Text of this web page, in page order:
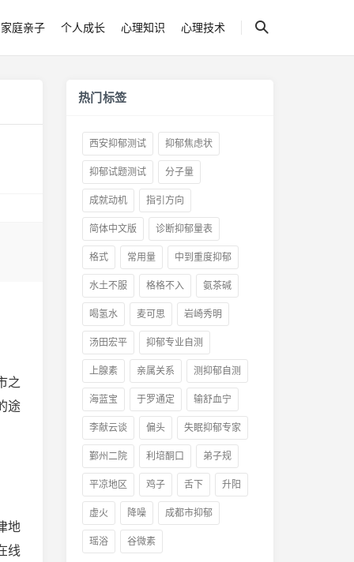
家庭亲子 个人成长 心理知识 心理技术
之
途
地
线
热门标签
西安抑郁测试 抑郁焦虑状
抑郁试题测试 分子量
成就动机 指引方向
简体中文版 诊断抑郁量表
格式 常用量 中到重度抑郁
水土不服 格格不入 氨茶碱
喝氢水 麦可思 岩崎秀明
汤田宏平 抑郁专业自测
上腺素 亲属关系 测抑郁自测
海蓝宝 于罗通定 输舒血宁
李献云谈 偏头 失眠抑郁专家
鄞州二院 利培酮口 弟子规
平凉地区 鸡子 舌下 升阳
虚火 降噪 成都市抑郁
瑶浴 谷微素